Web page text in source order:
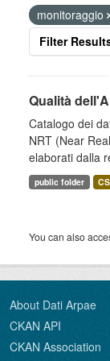
monitoraggio
Filter
Qualità
Catalogo dei
NRT (Near
elaborati dalla
public folder
You can also
About Dati Arpae
CKAN API
CKAN Association